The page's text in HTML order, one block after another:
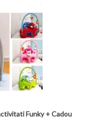
Funky + Cadou